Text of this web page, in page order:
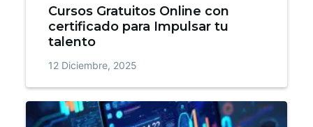
Cursos Gratuitos Online con
certificado para Impulsar tu
talento
12 Diciembre, 2025